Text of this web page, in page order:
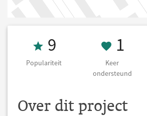
Populariteit 9
9
Populariteit
1
1
Keer
ondersteund
Over dit project